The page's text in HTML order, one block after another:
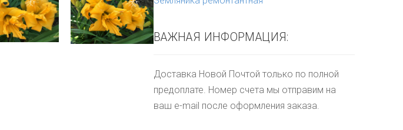
ВАЖНАЯ ИНФОРМАЦИЯ:
Доставка Новой Почтой только по полной
предоплате. Номер счета мы отправим на
ваш e-mail после оформления заказа.